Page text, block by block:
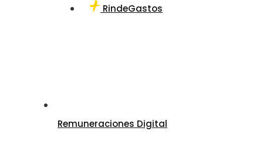
RindeGastos
Remuneraciones Digital